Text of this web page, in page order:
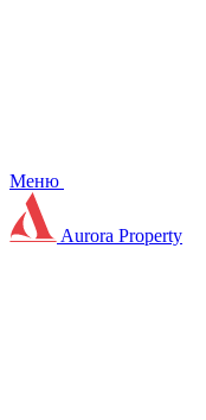
Меню
Aurora Property